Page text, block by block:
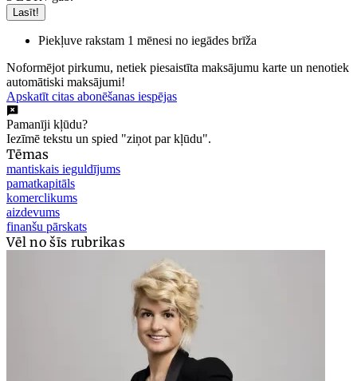
Lasīt!
Piekļuve rakstam 1 mēnesi no iegādes brīža
Noformējot pirkumu, netiek piesaistīta maksājumu karte un nenotiek
automātiski maksājumi!
Apskatīt citas abonēšanas iespējas
Pamanīji kļūdu?
Iezīmē tekstu un spied "ziņot par kļūdu".
Tēmas
mantiskais ieguldījums
pamatkapitāls
komerclikums
aizdevums
finanšu pārskats
Vēl no šīs rubrikas